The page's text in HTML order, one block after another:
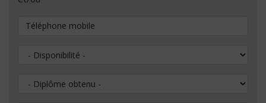
Téléphone mobile
Disponibilité
Diplôme obtenu